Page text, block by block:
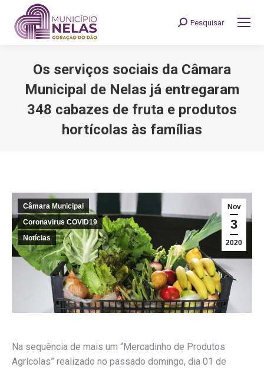
Search:
Pesquisar
Os serviços sociais da Câmara
Municipal de Nelas já entregaram
348 cabazes de fruta e produtos
hortícolas às famílias
Nov
3
2020
Câmara Municipal
Coronavirus COVID19
Notícias
Na sequência de mais um “Mercadinho de Produtos
Agrícolas” realizado no passado domingo, dia 01 de